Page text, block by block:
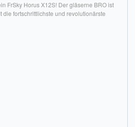
FrSky Horus X12S! Der gläserne BRO ist
die fortschrittlichste und revolutionärste